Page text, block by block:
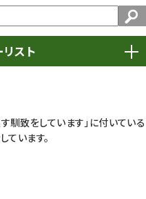
スト
馴致をしています」に付いている
います。